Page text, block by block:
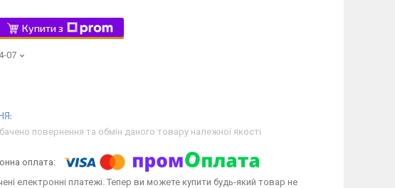
Купити з
07
повернення та обмін даного товару належної якості
електронні платежі. Тепер ви можете купити будь-який товар не